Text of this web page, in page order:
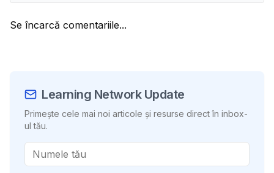
Se încarcă comentariile...
Learning Network Update
Primește cele mai noi articole și resurse direct în inbox-
ul tău.